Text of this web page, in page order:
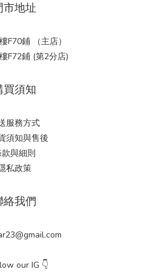
市地址
F70鋪 （主店）
F72鋪 (第2分店)
買須知
服務方式
須知與售後
與細則
私政策
絡我們
our IG 👇